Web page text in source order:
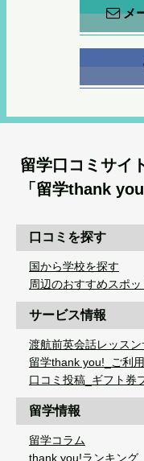
メ
留学口コミサイ
「留学thank
口コミを探す
国から学校を探す
周辺のおすすめスポ
サービス情報
渡航前英会話レッスン
留学thank you!_ご利
口コミ投稿_ギフト券
留学情報
留学コラム
thank you!ランキング